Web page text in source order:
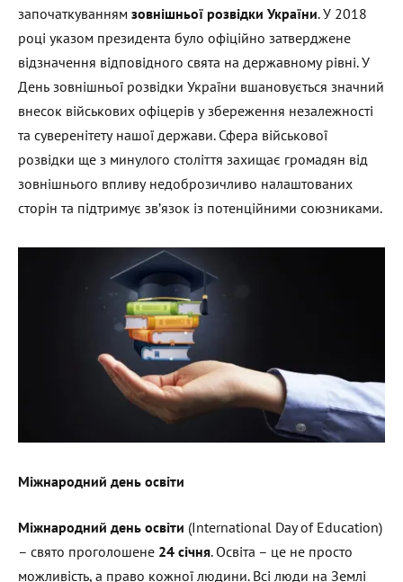
започаткуванням зовнішньої розвідки України. У 2018
році указом президента було офіційно затверджене
відзначення відповідного свята на державному рівні. У
День зовнішньої розвідки України вшановується значний
внесок військових офіцерів у збереження незалежності
та суверенітету нашої держави. Сфера військової
розвідки ще з минулого століття захищає громадян від
зовнішнього впливу недоброзичливо налаштованих
сторін та підтримує зв’язок із потенційними союзниками.
Міжнародний день освіти
Міжнародний день освіти (International Day of Education)
– свято проголошене 24 січня. Освіта – це не просто
можливість, а право кожної людини. Всі люди на Землі